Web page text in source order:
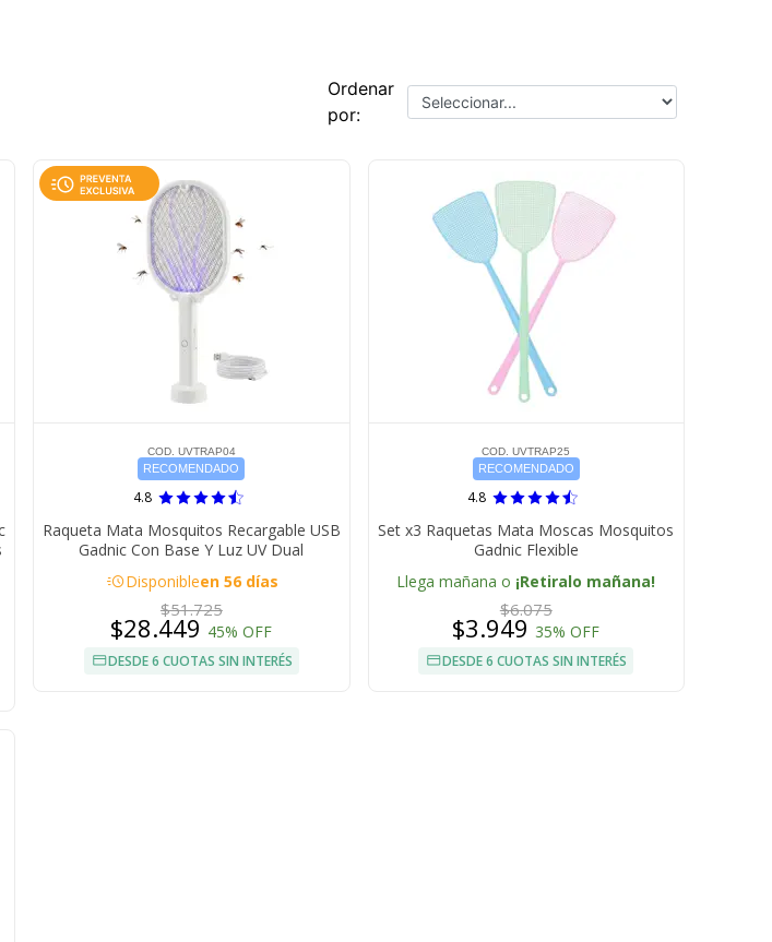
Ordenar
por:
COD. UVTRAP04
RECOMENDADO
4.8
Raqueta Mata Mosquitos Recargable USB
Gadnic Con Base Y Luz UV Dual
acuteDisponibleen 56 días
$51.725
$28.449 45% OFF
DESDE 6 CUOTAS SIN INTERÉS
COD. UVTRAP25
RECOMENDADO
4.8
Set x3 Raquetas Mata Moscas Mosquitos
Gadnic Flexible
Llega mañana o ¡Retiralo mañana!
$6.075
$3.949 35% OFF
DESDE 6 CUOTAS SIN INTERÉS